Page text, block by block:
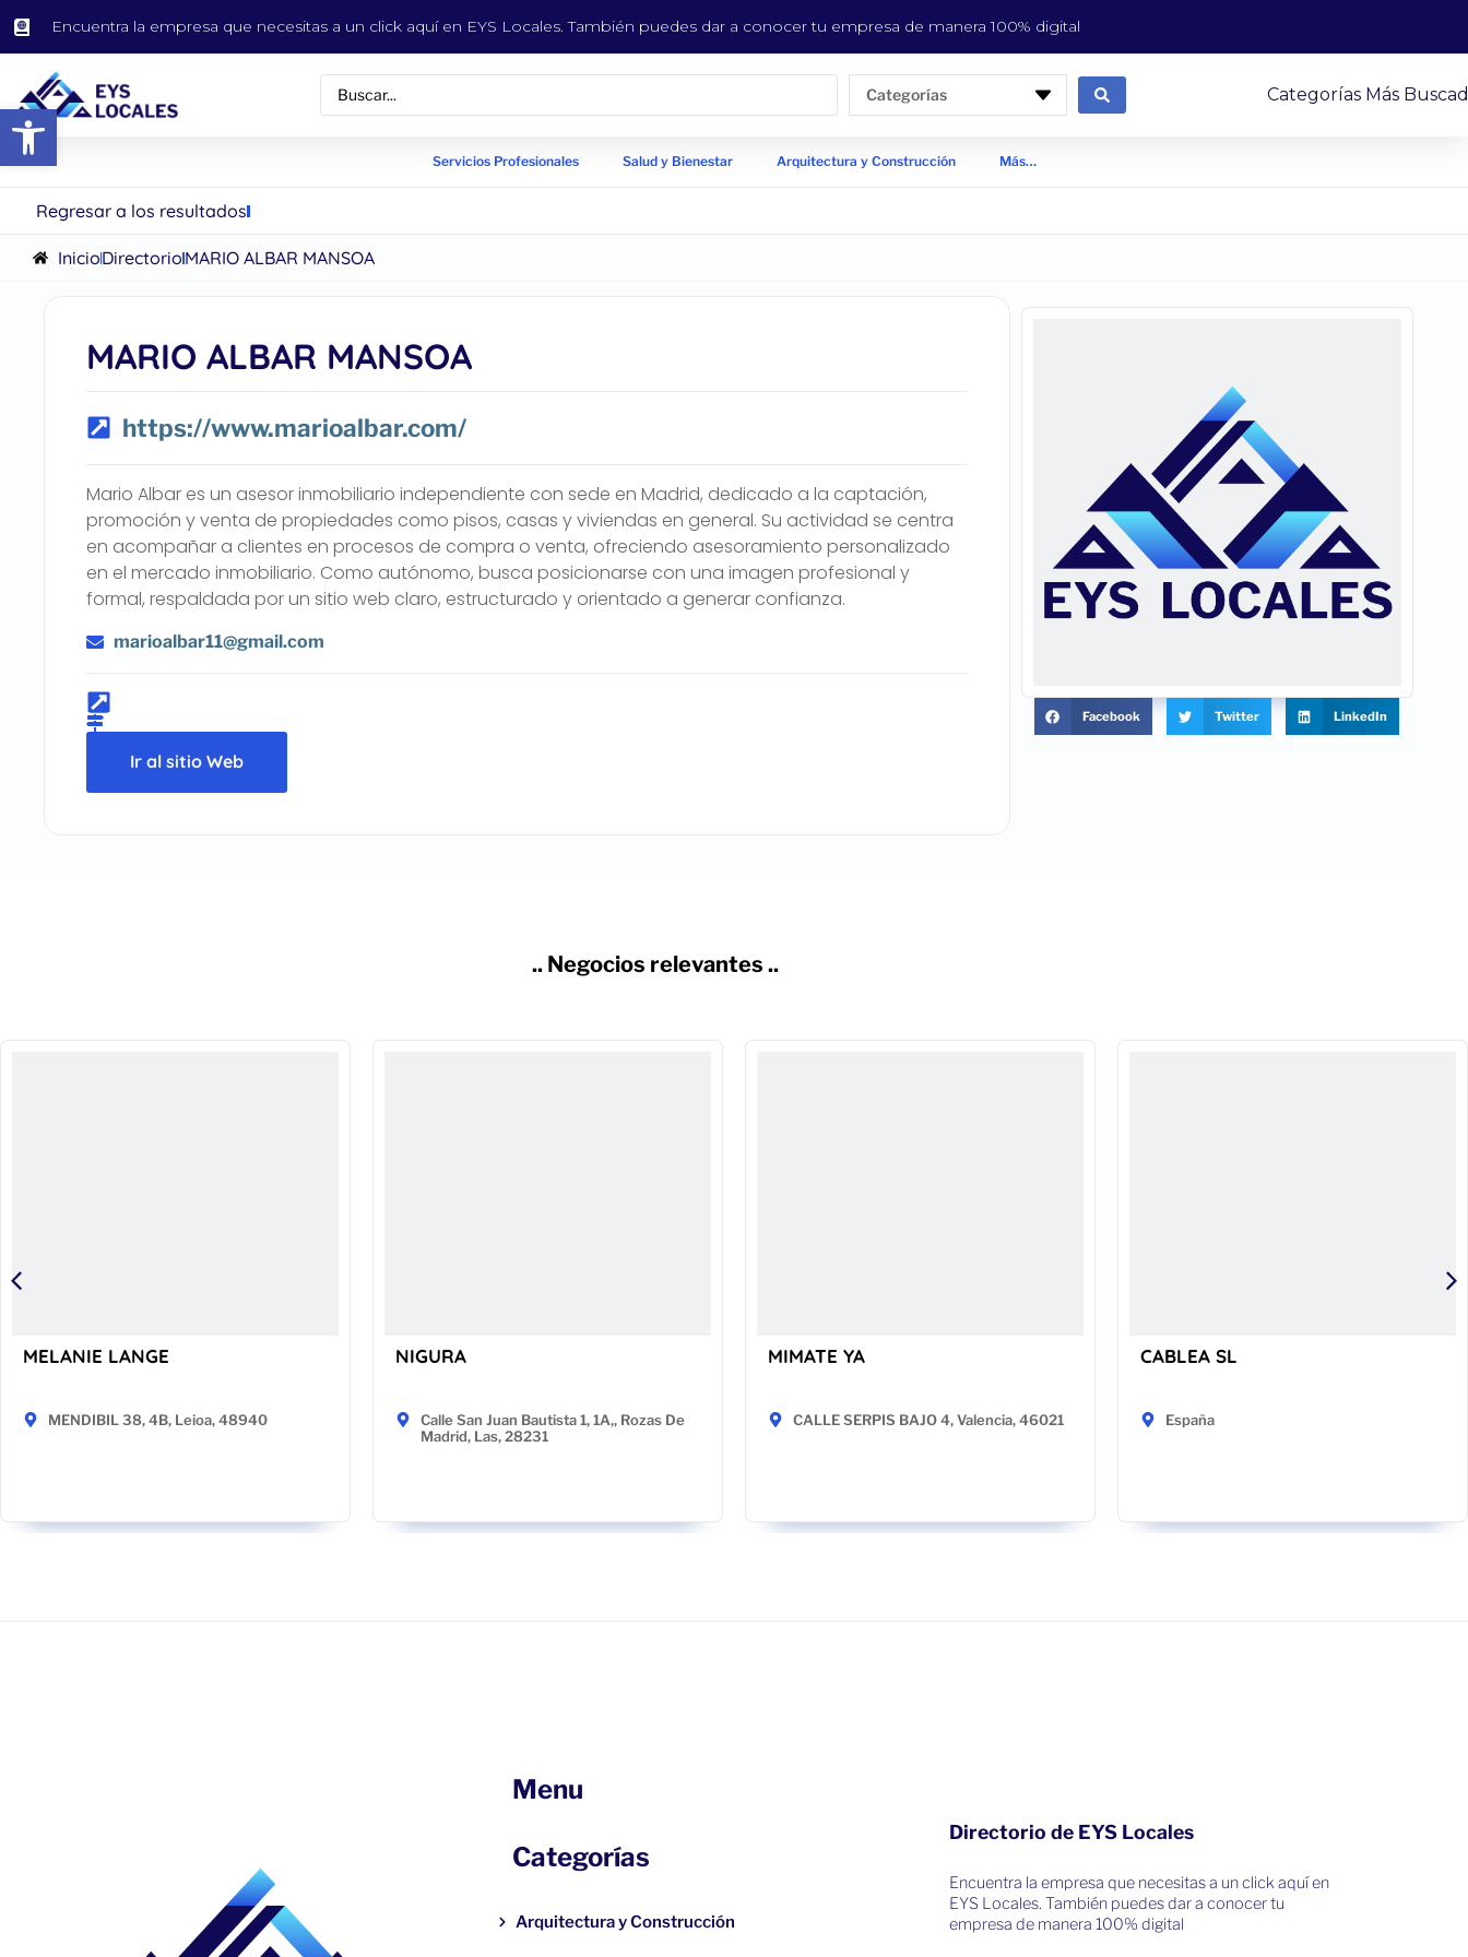
Abrir barra de herramientas
Encuentra la empresa que necesitas a un click aquí en EYS Locales. También puedes dar a conocer tu empresa de manera 100% digital
Categorías Categorías Más
Servicios Profesionales Salud y Bienestar Arquitectura y Construcción Más…
Regresar a los resultados
InicioDirectorioMARIO ALBAR MANSOA
MARIO ALBAR MANSOA
https://www.marioalbar.com/
Mario Albar es un asesor inmobiliario independiente con sede en Madrid, dedicado a la captación,
promoción y venta de propiedades como pisos, casas y viviendas en general. Su actividad se centra
en acompañar a clientes en procesos de compra o venta, ofreciendo asesoramiento personalizado
en el mercado inmobiliario. Como autónomo, busca posicionarse con una imagen profesional y
formal, respaldada por un sitio web claro, estructurado y orientado a generar confianza.
marioalbar11@gmail.com
Ir al sitio Web
Facebook Twitter LinkedIn
.. Negocios relevantes ..
MELANIE LANGE
MENDIBIL 38, 4B, Leioa, 48940
NIGURA
Calle San Juan Bautista 1, 1A,, Rozas De
Madrid, Las, 28231
MIMATE YA
CALLE SERPIS BAJO 4, Valencia, 46021
CABLEA SL
España
Menu
Categorías
Arquitectura y Construcción
Directorio de EYS Locales
Encuentra la empresa que necesitas a un click aquí en
EYS Locales. También puedes dar a conocer tu
empresa de manera 100% digital